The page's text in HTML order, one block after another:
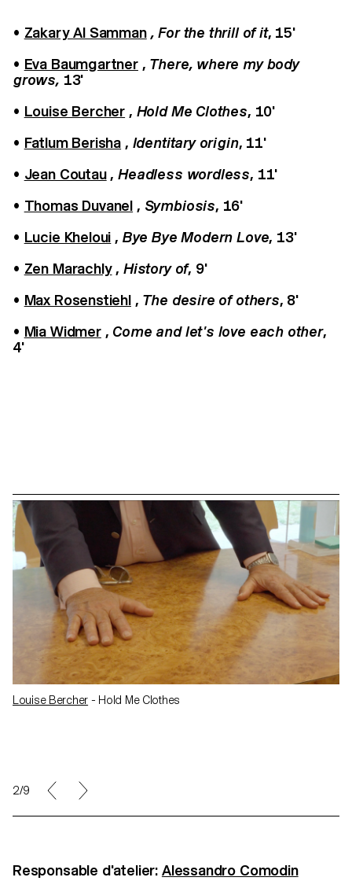
• Zakary Al Samman , For the thrill of it, 15'
• Eva Baumgartner, There, where my body
grows, 13'
• Louise Bercher , Hold Me Clothes, 10'
• Fatlum Berisha , Identitary origin, 11'
• Jean Coutau,Headless wordless, 11'
• Thomas Duvanel , Symbiosis, 16'
• Lucie Kheloui , Bye Bye Modern Love, 13'
• Zen Marachly, History of, 9'
• Max Rosenstiehl, The desire of others, 8'
• Mia Widmer, Come and let's love each other,
4'
Louise Bercher - Hold Me Clothes
2/9
Responsable d'atelier: Alessandro Comodin